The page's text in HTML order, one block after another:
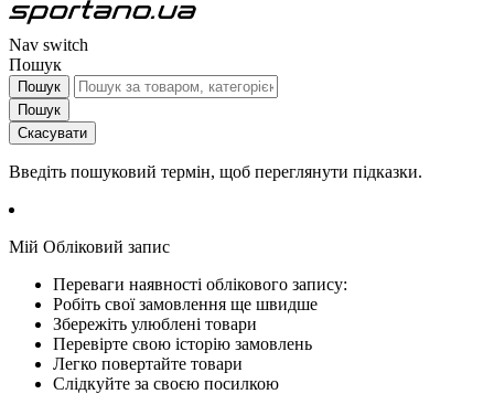
Nav switch
Пошук
Пошук
Пошук
Скасувати
Введіть пошуковий термін, щоб переглянути підказки.
Мій Обліковий запис
Переваги наявності облікового запису:
Робіть свої замовлення ще швидше
Збережіть улюблені товари
Перевірте свою історію замовлень
Легко повертайте товари
Слідкуйте за своєю посилкою